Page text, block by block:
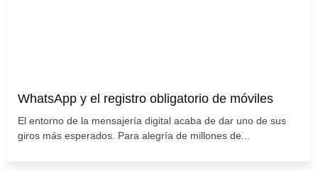
WhatsApp y el registro obligatorio de móviles
El entorno de la mensajería digital acaba de dar uno de sus
giros más esperados. Para alegría de millones de...